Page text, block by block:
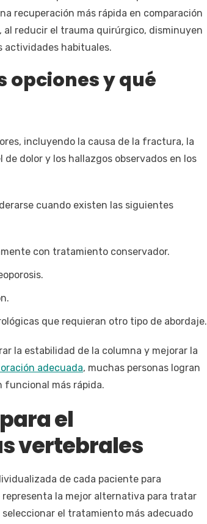
recuperación más rápida en comparación
reducir el trauma quirúrgico, disminuyen
actividades habituales.
opciones y qué
incluyendo la causa de la fractura, la
dolor y los hallazgos observados en los
cuando existen las siguientes
con tratamiento conservador.
que requieran otro tipo de abordaje.
la estabilidad de la columna y mejorar la
adecuada, muchas personas logran
funcional más rápida.
el
vertebrales
de cada paciente para
la mejor alternativa para tratar
el tratamiento más adecuado